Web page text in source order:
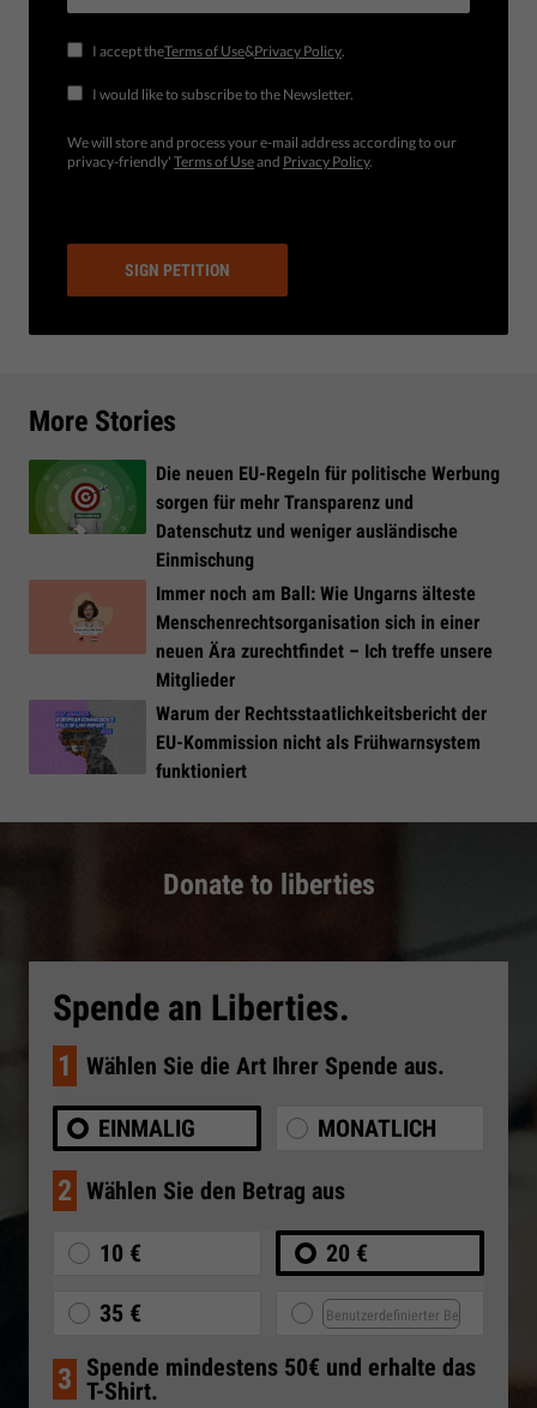
I accept theTerms of Use&Privacy Policy.
I would like to subscribe to the Newsletter.
We will store and process your e-mail address according to our
privacy-friendly' Terms of Useand Privacy Policy.
SIGN PETITION
More Stories
Die neuen EU-Regeln für politische Werbung
sorgen für mehr Transparenz und
Datenschutz und weniger ausländische
Einmischung
Immer noch am Ball: Wie Ungarns älteste
Menschenrechtsorganisation sich in einer
neuen Ära zurechtfindet – Ich treffe unsere
Mitglieder
Warum der Rechtsstaatlichkeitsbericht der
EU-Kommission nicht als Frühwarnsystem
funktioniert
Donate to liberties
Spende an Liberties.
1 Wählen Sie die Art Ihrer Spende aus.
EINMALIG MONATLICH
2 Wählen Sie den Betrag aus
10 € 20 €
35 €
3 Spende mindestens 50€ und erhalte das
T-Shirt.